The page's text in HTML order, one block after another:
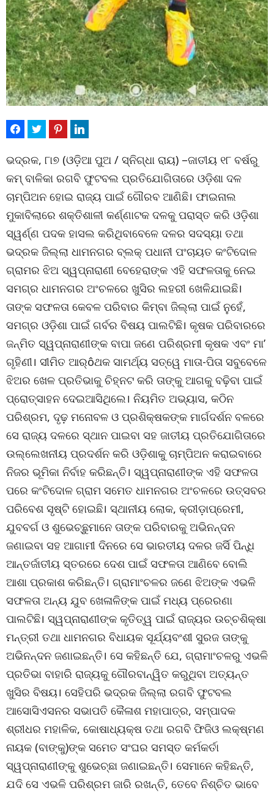
ଭଦ୍ରକ, ୮ା୭ (ଓଡ଼ିଆ ପୁଅ / ସ୍ନିଗ୍ଧା ରାୟ) –ଜାତୀୟ ୧୮ ବର୍ଷରୁ
କମ୍ ବାଳିକା ରଗବି ଫୁଟବଲ ପ୍ରତିଯୋଗିତାରେ ଓଡ଼ିଶା ଦଳ
ଚାମ୍ପିଅନ ହୋଇ ରାଜ୍ୟ ପାଇଁ ଗୌରବ ଆଣିଛି। ଫାଇନାଲ
ମୁକାବିଲାରେ ଶକ୍ତିଶାଳୀ କର୍ଣ୍ଣାଟକ ଦଳକୁ ପରାସ୍ତ କରି ଓଡ଼ିଶା
ସ୍ୱର୍ଣ୍ଣ ପଦକ ହାସଲ କରିଥିବାବେଳେ ଦଳର ସଦସ୍ୟା ତଥା
ଭଦ୍ରକ ଜିଲ୍ଲା ଧାମନଗର ବ୍ଲକ୍ ପଧାନୀ ପଂଚାୟତ କଂଟିଦୋଳ
ଗ୍ରାମର ଝିଅ ସ୍ୱପ୍ନାରାଣୀ ବେହେରାଙ୍କ ଏହି ସଫଳତାକୁ ନେଇ
ସମଗ୍ର ଧାମନଗର ଅଂଚଳରେ ଖୁସିର ଲହରୀ ଖେଳିଯାଇଛି।
ତାଙ୍କ ସଫଳତା କେବଳ ପରିବାର କିମ୍ବା ଜିଲ୍ଲା ପାଇଁ ନୁହେଁ,
ସମଗ୍ର ଓଡ଼ିଶା ପାଇଁ ଗର୍ବର ବିଷୟ ପାଲଟିଛି। କୃଷକ ପରିବାରରେ
ଜନ୍ମିତ ସ୍ୱପ୍ନାରାଣୀଙ୍କ ବାପା ଜଣେ ପରିଶ୍ରମୀ କୃଷକ ଏବଂ ମା’
ଗୃହିଣୀ। ସୀମିତ ଆର୍ôଥକ ସାମର୍ଥ୍ୟ ସତ୍ୱେ ମାତା-ପିତା ସବୁବେଳେ
ଝିଅର ଖେଳ ପ୍ରତିଭାକୁ ଚିହ୍ନଟ କରି ତାଙ୍କୁ ଆଗକୁ ବଢ଼ିବା ପାଇଁ
ପ୍ରୋତ୍ସାହନ ଦେଇଆସିଥିଲେ। ନିୟମିତ ଅଭ୍ୟାସ, କଠିନ
ପରିଶ୍ରମ, ଦୃଢ଼ ମନୋବଳ ଓ ପ୍ରଶିକ୍ଷକଙ୍କ ମାର୍ଗଦର୍ଶନ ବଳରେ
ସେ ରାଜ୍ୟ ଦଳରେ ସ୍ଥାନ ପାଇବା ସହ ଜାତୀୟ ପ୍ରତିଯୋଗିତାରେ
ଉଲ୍ଲେଖନୀୟ ପ୍ରଦର୍ଶନ କରି ଓଡ଼ିଶାକୁ ଚାମ୍ପିଅନ କରାଇବାରେ
ନିଜର ଭୂମିକା ନିର୍ବାହ କରିଛନ୍ତି। ସ୍ୱପ୍ନାରାଣୀଙ୍କ ଏହି ସଫଳତା
ପରେ କଂଟିଦୋଳ ଗ୍ରାମ ସମେତ ଧାମନଗର ଅଂଚଳରେ ଉତ୍ସବର
ପରିବେଶ ସୃଷ୍ଟି ହୋଇଛି। ସ୍ଥାନୀୟ ଲୋକ, କ୍ରୀଡ଼ାପ୍ରେମୀ,
ଯୁବବର୍ଗ ଓ ଶୁଭେଚ୍ଛୁମାନେ ତାଙ୍କ ପରିବାରକୁ ଅଭିନନ୍ଦନ
ଜଣାଇବା ସହ ଆଗାମୀ ଦିନରେ ସେ ଭାରତୀୟ ଦଳର ଜର୍ସି ପିନ୍ଧି
ଆନ୍ତର୍ଜାତୀୟ ସ୍ତରରେ ଦେଶ ପାଇଁ ସଫଳତା ଆଣିବେ ବୋଲି
ଆଶା ପ୍ରକାଶ କରିଛନ୍ତି। ଗ୍ରାମାଂଚଳର ଜଣେ ଝିଅଙ୍କ ଏଭଳି
ସଫଳତା ଅନ୍ୟ ଯୁବ ଖେଳାଳିଙ୍କ ପାଇଁ ମଧ୍ୟ ପ୍ରେରଣା
ପାଲଟିଛି। ସ୍ୱପ୍ନାରାଣୀଙ୍କ କୃତିତ୍ୱ ପାଇଁ ରାଜ୍ୟର ଉଚ୍ଚଶିକ୍ଷା
ମନ୍ତ୍ରୀ ତଥା ଧାମନଗର ବିଧାୟକ ସୂର୍ଯ୍ୟବଂଶୀ ସୁରଜ ତାଙ୍କୁ
ଅଭିନନ୍ଦନ ଜଣାଇଛନ୍ତି। ସେ କହିଛନ୍ତି ଯେ, ଗ୍ରାମାଂଚଳରୁ ଏଭଳି
ପ୍ରତିଭା ବାହାରି ରାଜ୍ୟକୁ ଗୌରବାନ୍ୱିତ କରୁଥିବା ଅତ୍ୟନ୍ତ
ଖୁସିର ବିଷୟ। ସେହିପରି ଭଦ୍ରକ ଜିଲ୍ଲା ରଗବି ଫୁଟବଲ
ଆସୋସିଏସନର ସଭାପତି କୈଳାଶ ମହାପାତ୍ର, ସମ୍ପାଦକ
ଶ୍ରୀଧର ମହାଳିକ, କୋଷାଧ୍ୟକ୍ଷ ତଥା ରଗବି ଫିଜିଓ ଲକ୍ଷ୍ମଣ
ନାୟକ (ବାଙ୍କୁ)ଙ୍କ ସମେତ ସଂଘର ସମସ୍ତ କର୍ମକର୍ତା
ସ୍ୱପ୍ନାରାଣୀଙ୍କୁ ଶୁଭେଚ୍ଛା ଜଣାଇଛନ୍ତି। ସେମାନେ କହିଛନ୍ତି,
ଯଦି ସେ ଏଭଳି ପରିଶ୍ରମ ଜାରି ରଖନ୍ତି, ତେବେ ନିଶ୍ଚିତ ଭାବେ